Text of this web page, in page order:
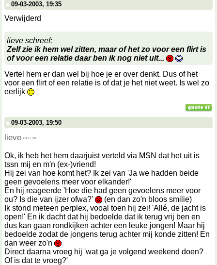
09-03-2003, 19:35
Verwijderd
lieve schreef:
Zelf zie ik hem wel zitten, maar of het zo voor een flirt is
of voor een relatie daar ben ik nog niet uit...
Vertel hem er dan wel bij hoe je er over denkt. Dus of het
voor een flirt of een relatie is of dat je het niet weet. Is wel zo
eerlijk
09-03-2003, 19:50
lieve
Ok, ik heb het hem daarjuist verteld via MSN dat het uit is
tssn mij en m'n (ex-)vriend!
Hij zei van hoe komt het? Ik zei van 'Ja we hadden beide
geen gevoelens meer voor elkander!'
En hij reageerde 'Hoe die had geen gevoelens meer voor
ou? Is die van ijzer ofwa?'
(en dan zo'n bloos smilie)
Ik stond meteen perplex, vooal toen hij zei! 'Allé, de jacht is
open!' En ik dacht dat hij bedoelde dat ik terug vrij ben en
dus kan gaan rondkijken achter een leuke jongen! Maar hij
bedoelde zodat de jongens terug achter mij konde zitten! En
dan weer zo'n
Direct daarna vroeg hij 'wat ga je volgend weekend doen?
Of is dat te vroeg?'